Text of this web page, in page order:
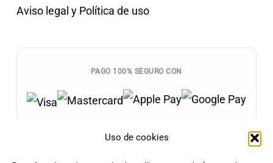
Uso de cookies
Aviso legal y Política de uso
PAGO 100% SEGURO CON